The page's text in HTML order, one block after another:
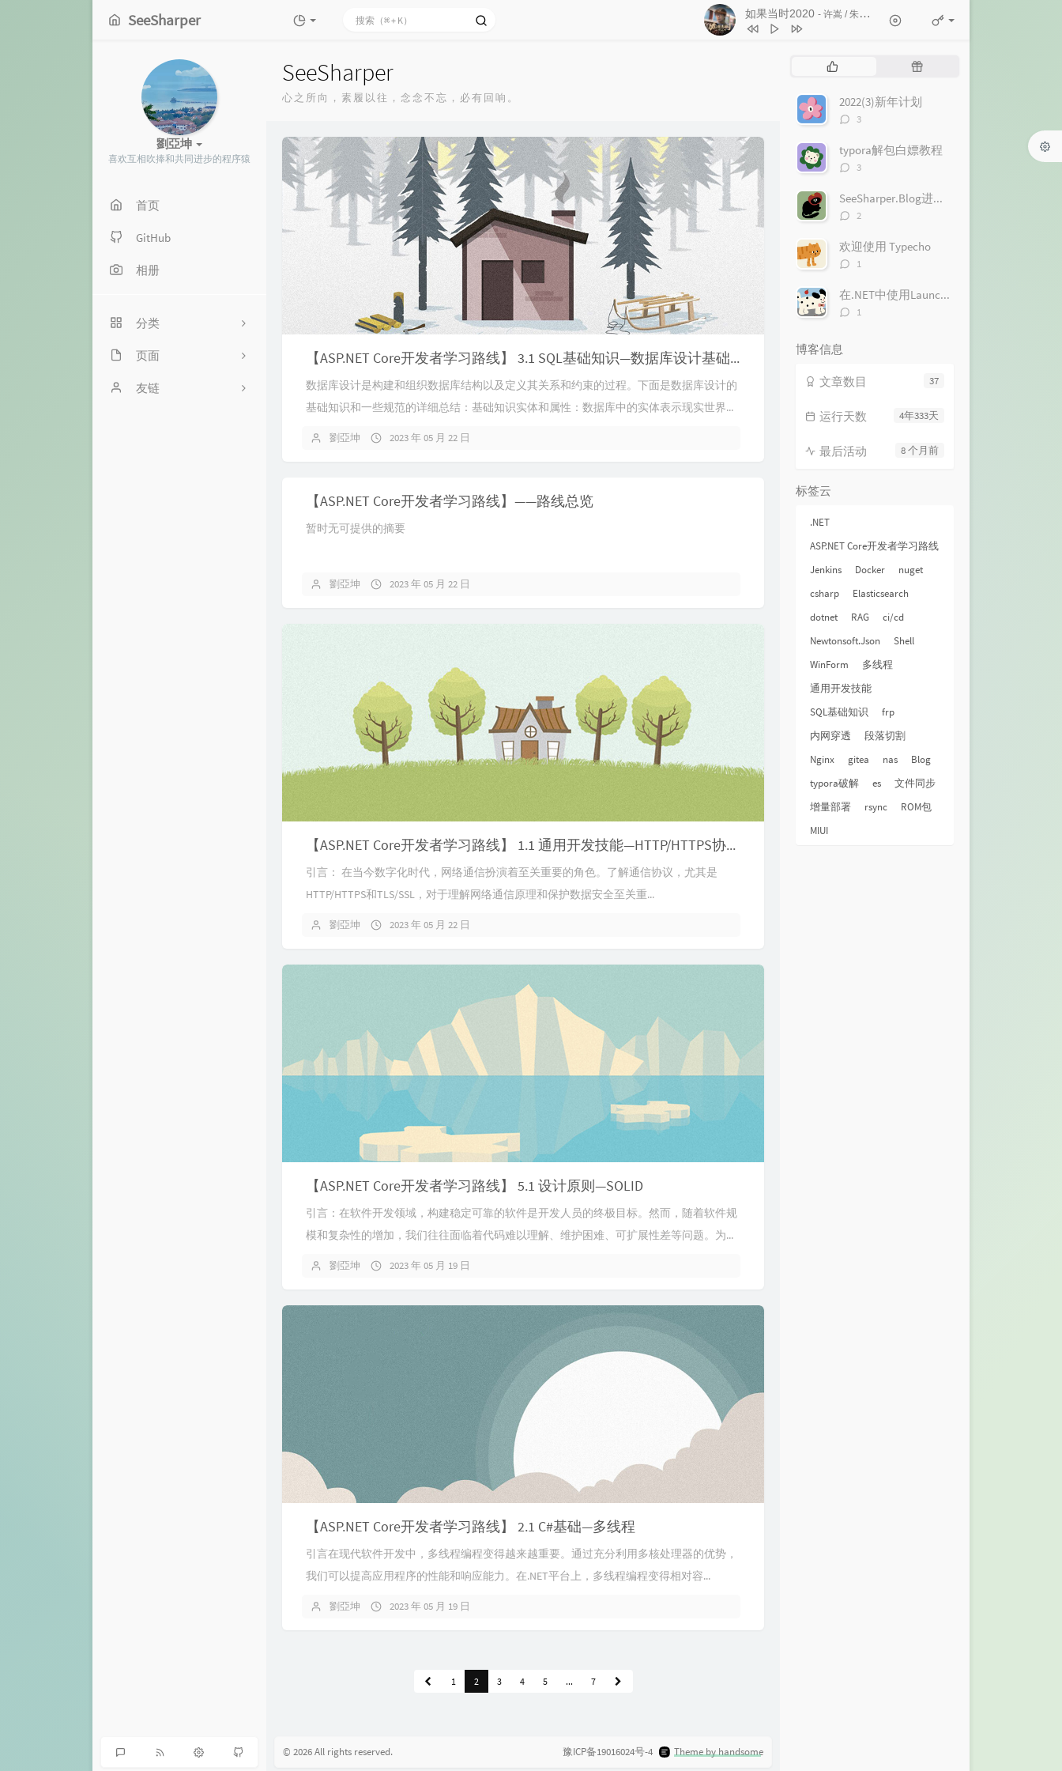
SeeSharper 如果当时2020 - 许嵩 / 朱婷婷
1
白马非马 许嵩
欢子
得到你的人却得不到你的心 欢子
7 和平分手 徐良 / Britneylee小暖
8 不好听 徐良
红装
徐良 / 小凌
劉亞坤
喜欢互相吹捧和共同进步的程序猿
首页
GitHub
相册
分类
2
.NET开发者学习路
页面
文章归档
友链
SeeSharper
心之所向，素履以往，念念不忘，必有回响。
【ASP.NET Core开发者学习路线】 3.1 SQL基础知识—数据库设计基础和规范
数据库设计是构建和组织数据库结构以及定义其关系和约束的过程。下面是数据库设计的
基础知识和一些规范的详细总结：基础知识实体和属性：数据库中的实体表示现实世界...
劉亞坤 2023 年 05 月 22 日
【ASP.NET Core开发者学习路线】——路线总览
暂时无可提供的摘要
劉亞坤 2023 年 05 月 22 日
【ASP.NET Core开发者学习路线】 1.1 通用开发技能—HTTP/HTTPS协议和TLS/SSL
引言： 在当今数字化时代，网络通信扮演着至关重要的角色。了解通信协议，尤其是
HTTP/HTTPS和TLS/SSL，对于理解网络通信原理和保护数据安全至关重...
劉亞坤 2023 年 05 月 22 日
【ASP.NET Core开发者学习路线】 5.1 设计原则—SOLID
引言：在软件开发领域，构建稳定可靠的软件是开发人员的终极目标。然而，随着软件规
模和复杂性的增加，我们往往面临着代码难以理解、维护困难、可扩展性差等问题。为...
劉亞坤 2023 年 05 月 19 日
【ASP.NET Core开发者学习路线】 2.1 C#基础—多线程
引言在现代软件开发中，多线程编程变得越来越重要。通过充分利用多核处理器的优势，
我们可以提高应用程序的性能和响应能力。在.NET平台上，多线程编程变得相对容...
劉亞坤 2023 年 05 月 19 日
1 2 3 4 5 ... 7
文
章
随
2022(3)新年计划
评
数：
3
typora解包白嫖教程
评
数：
3
SeeSharper.Blog进度一览
评
数：
2
欢迎使用 Typecho
评
数：
1
在.NET中使用LaunchDarkly.EventSource进行SSE请求
评1
博客信息
37
文章数目
4年333天
运行天数
8 个月前
最后活动
标签云
.NET
ASP.NET Core开发者学习路线
Jenkins
Docker
nuget
csharp
Elasticsearch
dotnet
RAG
ci/cd
Newtonsoft.Json
Shell
WinForm
多线程
通用开发技能
SQL基础知识
frp
内网穿透
段落切割
Nginx
gitea nas
Blog
typora破解
es
文件同步
增量部署
rsync
ROM包
MIUI
豫ICP备19016024号-4 Theme by handsome
© 2026 All rights reserved.